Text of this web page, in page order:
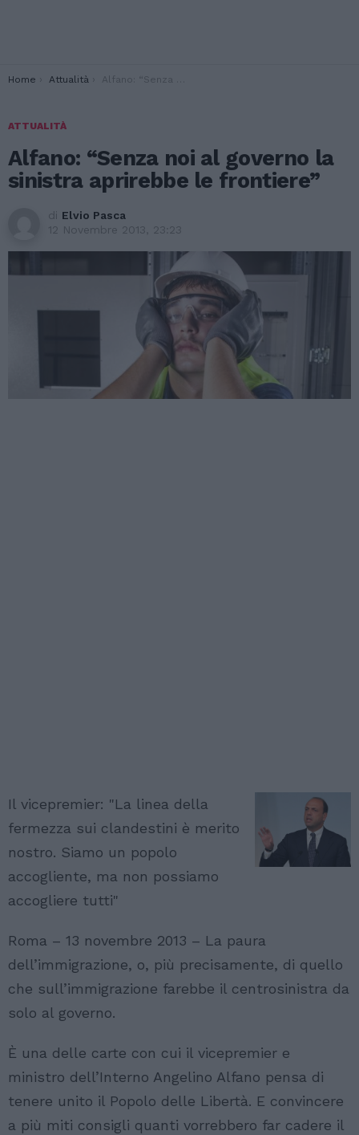
You are here:
Home Attualità Alfano: “Senza noi al governo la sinistra aprirebbe le frontiere”
ATTUALITÀ
Alfano: “Senza noi al governo la
sinistra aprirebbe le frontiere”
di Elvio Pasca
12 Novembre 2013, 23:23
Il vicepremier: "La linea della
fermezza sui clandestini è merito
nostro. Siamo un popolo
accogliente, ma non possiamo
accogliere tutti"
Roma – 13 novembre 2013 – La paura
dell’immigrazione, o, più precisamente, di quello
che sull’immigrazione farebbe il centrosinistra da
solo al governo.
È una delle carte con cui il vicepremier e
ministro dell’Interno Angelino Alfano pensa di
tenere unito il Popolo delle Libertà. E convincere
a più miti consigli quanti vorrebbero far cadere il